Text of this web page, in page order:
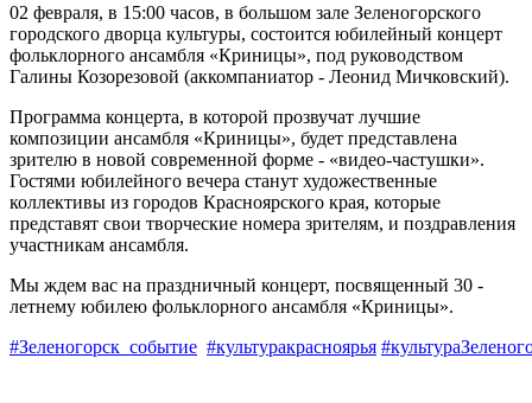
02 февраля, в 15:00 часов, в большом зале Зеленогорского
городского дворца культуры, состоится юбилейный концерт
фольклорного ансамбля «Криницы», под руководством
Галины Козорезовой (аккомпаниатор - Леонид Мичковский).
Программа концерта, в которой прозвучат лучшие
композиции ансамбля «Криницы», будет представлена
зрителю в новой современной форме - «видео-частушки».
Гостями юбилейного вечера станут художественные
коллективы из городов Красноярского края, которые
представят свои творческие номера зрителям, и поздравления
участникам ансамбля.
Мы ждем вас на праздничный концерт, посвященный 30 -
летнему юбилею фольклорного ансамбля «Криницы».
#Зеленогорск_событие #культуракрасноярья